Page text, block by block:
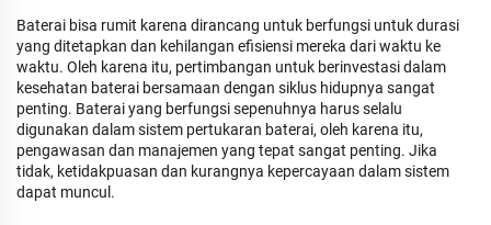
Baterai bisa rumit karena dirancang untuk berfungsi untuk durasi
yang ditetapkan dan kehilangan efisiensi mereka dari waktu ke
waktu. Oleh karena itu, pertimbangan untuk berinvestasi dalam
kesehatan baterai bersamaan dengan siklus hidupnya sangat
penting. Baterai yang berfungsi sepenuhnya harus selalu
digunakan dalam sistem pertukaran baterai, oleh karena itu,
pengawasan dan manajemen yang tepat sangat penting. Jika
tidak, ketidakpuasan dan kurangnya kepercayaan dalam sistem
dapat muncul.